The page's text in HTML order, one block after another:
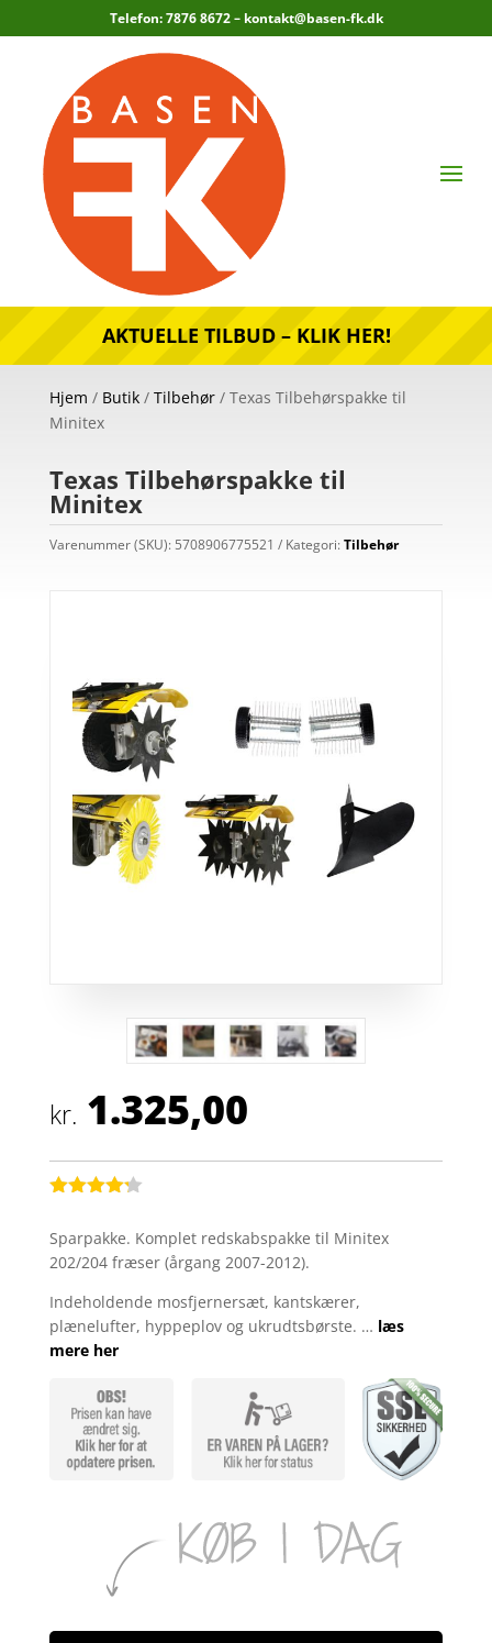
Telefon: 7876 8672 – kontakt@basen-fk.dk
AKTUELLE TILBUD – KLIK HER!
Hjem / Butik/ Tilbehør/ Texas Tilbehørspakke til
Minitex
Texas Tilbehørspakke til
Minitex
Varenummer (SKU): 5708906775521 Kategori:Tilbehør
kr. 1.325,00
ud af 5
baseret
kundebedø
Sparpakke. Komplet redskabspakke til Minitex
202/204 fræser (årgang 2007-2012).
Indeholdende mosfjernersæt, kantskærer,
plænelufter, hyppeplov og ukrudtsbørste. … læs
mere her